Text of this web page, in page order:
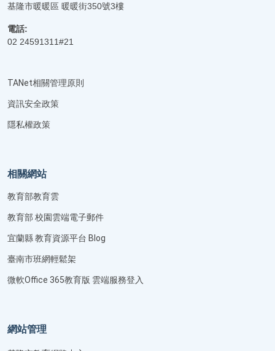
基隆市暖暖區 暖暖街350號3樓
電話:
02 24591311#21
TANet相關管理原則
資訊安全政策
隱私權政策
相關網站
教育部教育雲
教育部 校園雲端電子郵件
宜蘭縣 教育資源平台 Blog
臺南市班網輕鬆架
微軟Office 365教育版 雲端服務登入
網站管理